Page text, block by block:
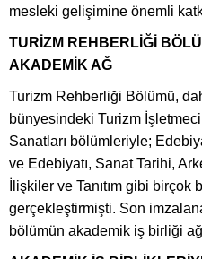
mesleki gelişimine önemli
TURİZM REHBERLİĞİ
AKADEMİK AĞ
Turizm Rehberliği Bölümü,
bünyesindeki Turizm
Sanatları bölümleriyle;
ve Edebiyatı, Sanat Tarihi,
İlişkiler ve Tanıtım gibi
gerçekleştirmişti. Son
bölümün akademik iş birliği